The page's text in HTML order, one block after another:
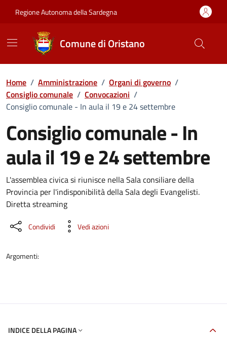
Regione Autonoma della Sardegna
Comune di Oristano
Home / Amministrazione / Organi di governo /
Consiglio comunale / Convocazioni /
Consiglio comunale - In aula il 19 e 24 settembre
Consiglio comunale - In
aula il 19 e 24 settembre
???portal.DettaglioConvocazione???
L'assemblea civica si riunisce nella Sala consiliare della
Provincia per l'indisponibilità della Sala degli Evangelisti.
Diretta streaming
Condividi Vedi azioni
Argomenti:
INDICE DELLA PAGINA